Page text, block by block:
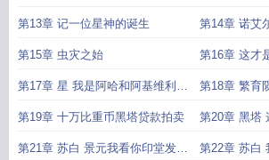
第13章 记一位星神的诞生 第14章 诺艾
大人是个酒
第15章 虫灾之始 第16章 这才
灾
第17章 星 我是阿哈和阿基维利的
孩子
第18章 繁育
第19章 十万比重币黑塔贷款拍卖 第20章 黑塔
第21章 苏白 景元我看你印堂发黑 第22章 苏白